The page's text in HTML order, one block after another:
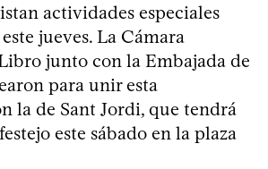
actividades especiales
jueves. La Cámara
junto con la Embajada de
para unir esta
la de Sant Jordi, que tendrá
este sábado en la plaza